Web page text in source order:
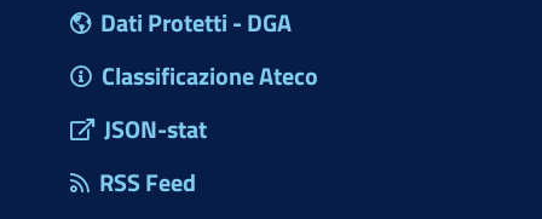
Dati Protetti - DGA
Classificazione Ateco
JSON-stat
RSS Feed